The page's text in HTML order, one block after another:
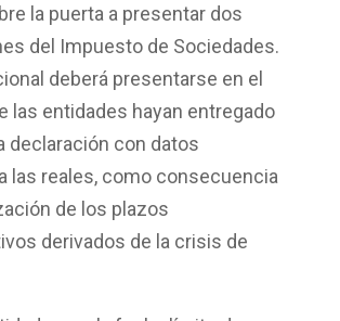
la puerta a presentar dos
del Impuesto de Sociedades.
deberá presentarse en el
las entidades hayan entregado
declaración con datos
las reales, como consecuencia
de los plazos
derivados de la crisis de